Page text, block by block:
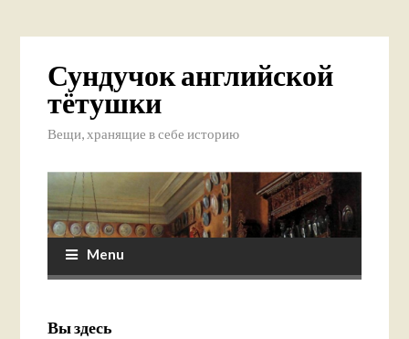
Сундучок английской
тётушки
Вещи, хранящие в себе историю
Menu
Вы здесь